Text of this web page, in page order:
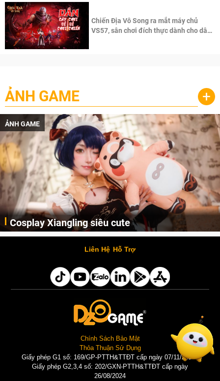
Chiến Địa Vô Song ra mắt máy chủ
VS57, sân chơi đích thực dành cho dân
ẢNH GAME +
ẢNH GAME
Lala Croft vừa nóng vừa xinh dưới nét vẽ của
AI
Cùng đến với những hình ảnh Lala Croft của Tomb Raider dưới nét vẽ của AI. Một cô nàng xinh đẹp, nóng bỏng nhưng cũng rắn rỏi và mạnh mẽ.
Liên Hệ Hỗ Trợ
Chính Sách Bảo Mật
Thỏa Thuận Sử Dụng
Giấy phép G1 số: 169/GP-PTTH&TTĐT cấp ngày 07/11/2025 |
Giấy phép G2,3,4 số: 202/GXN-PTTH&TTĐT cấp ngày
26/08/2024